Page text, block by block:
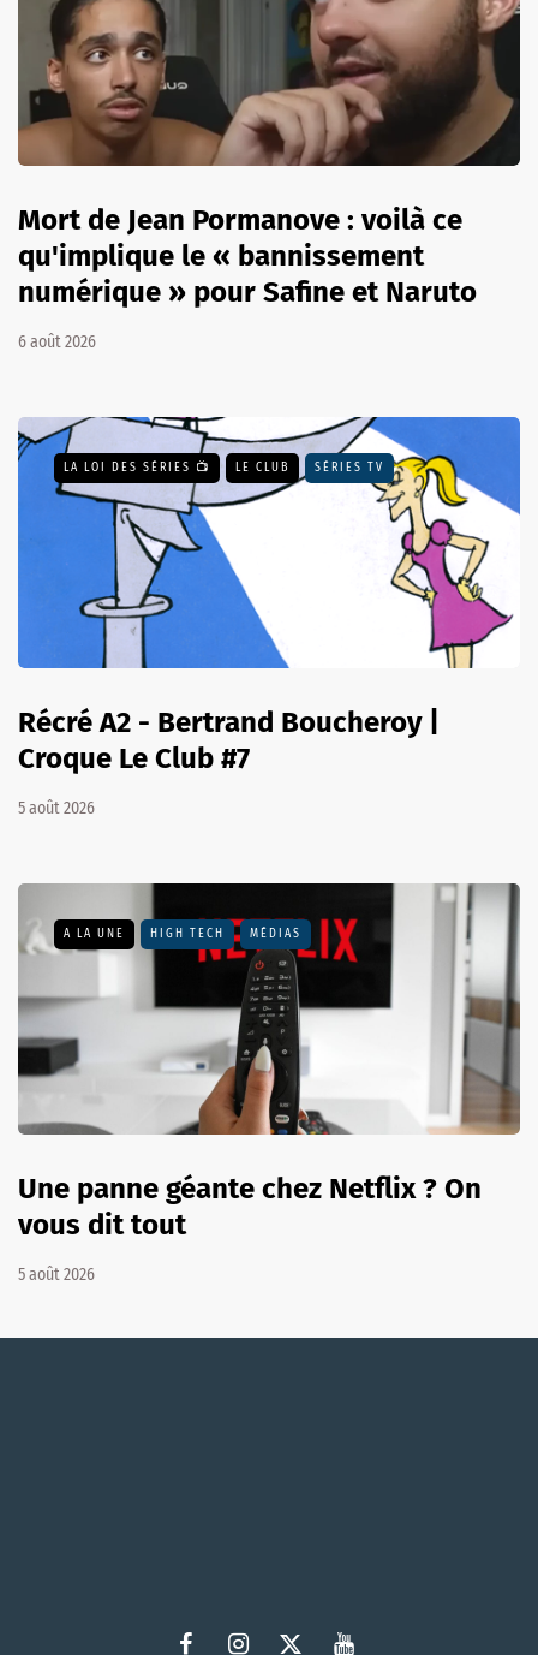
Mort de Jean Pormanove : voilà ce
qu'implique le « bannissement
numérique » pour Safine et Naruto
6 août 2026
LA LOI DES SÉRIES 📺 LE CLUB SÉRIES TV
Récré A2 - Bertrand Boucheroy |
Croque Le Club #7
5 août 2026
A LA UNE HIGH TECH MÉDIAS
Une panne géante chez Netflix ? On
vous dit tout
5 août 2026